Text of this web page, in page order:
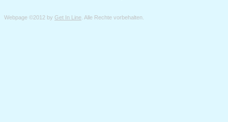
Webpage ©2012 by Get In Line . Alle Rechte vorbehalten.